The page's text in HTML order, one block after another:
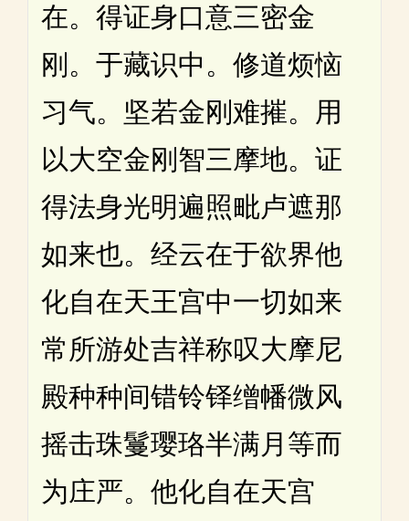
在。得证身口意三密金
刚。于藏识中。修道烦恼
习气。坚若金刚难摧。用
以大空金刚智三摩地。证
得法身光明遍照毗卢遮那
如来也。经云在于欲界他
化自在天王宫中一切如来
常所游处吉祥称叹大摩尼
殿种种间错铃铎缯幡微风
摇击珠鬘璎珞半满月等而
为庄严。他化自在天宫